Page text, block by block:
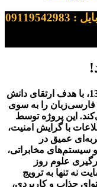
، تأسیس‌شده در سال 1397، با هدف ارتقای دانش
فارسی‌زبان را به سوی
این پروژه توسط
با گرایش امنیت،
عمیق در
سیستم‌های مخابراتی،
علوم روز
نه تنها به ترویج
جذاب و کاربردی،